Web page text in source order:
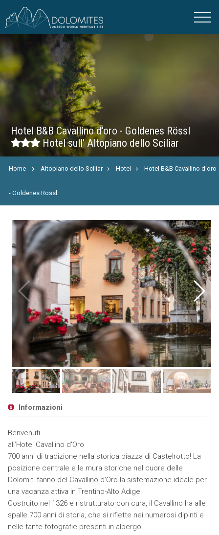
Hotel B&B Cavallino d'oro - Goldenes Rössl
Hotel sull' Altopiano dello Sciliar
Home Altopiano dello Sciliar Hotel Hotel B&B Cavallino d'oro
- Goldenes Rössl
Informazioni
Benvenuti
all’Hotel Cavallino d'Oro
700 anni di tradizione nella storica piazza di Castelrotto! La
posizione centrale e le mura storiche nel cuore delle
Dolomiti fanno del Cavallino d'Oro la sistemazione ideale per
una vacanza attiva in Trentino-Alto Adige.
Costruito nel 1326 e ristrutturato con cura, il Cavallino ha alle
spalle 700 anni di storia, che si riflette nei numerosi dipinti e
nelle tante fotografie presenti in albergo.